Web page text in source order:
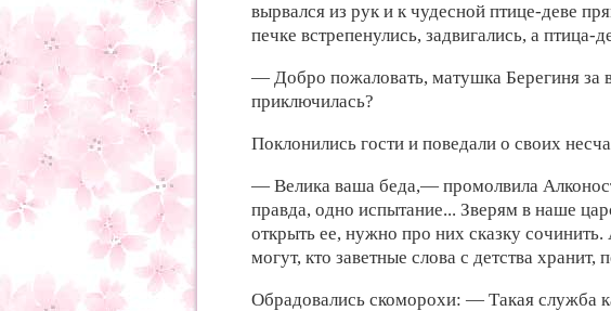
вырвался из рук и кчудесной птице-деве
печке встрепенулись, задвигались, а птица-
— Добро пожаловать, матушка Берегиня за
приключилась?
Поклонились гости и поведали о своих
— Велика ваша беда,— промолвила
правда, одно испытание... Зверям в наше
открыть ее, нужно про них сказку сочинить.
могут, кто заветные слова с детства хранит,
Обрадовались скоморохи: — Такая служба